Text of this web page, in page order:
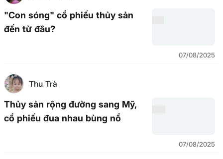
"Con sóng" cổ phiếu thủy sản
đến từ đâu?
07/08/2025
Thu Trà
Thủy sản rộng đường sang Mỹ,
cổ phiếu đua nhau bùng nổ
07/08/2025